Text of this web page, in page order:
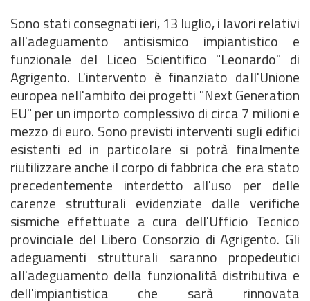
Sono stati consegnati ieri, 13 luglio, i lavori relativi
all'adeguamento antisismico impiantistico e
funzionale del Liceo Scientifico "Leonardo" di
Agrigento. L'intervento è finanziato dall'Unione
europea nell'ambito dei progetti "Next Generation
EU" per un importo complessivo di circa 7 milioni e
mezzo di euro. Sono previsti interventi sugli edifici
esistenti ed in particolare si potrà finalmente
riutilizzare anche il corpo di fabbrica che era stato
precedentemente interdetto all'uso per delle
carenze strutturali evidenziate dalle verifiche
sismiche effettuate a cura dell'Ufficio Tecnico
provinciale del Libero Consorzio di Agrigento. Gli
adeguamenti strutturali saranno propedeutici
all'adeguamento della funzionalità distributiva e
dell'impiantistica che sarà rinnovata